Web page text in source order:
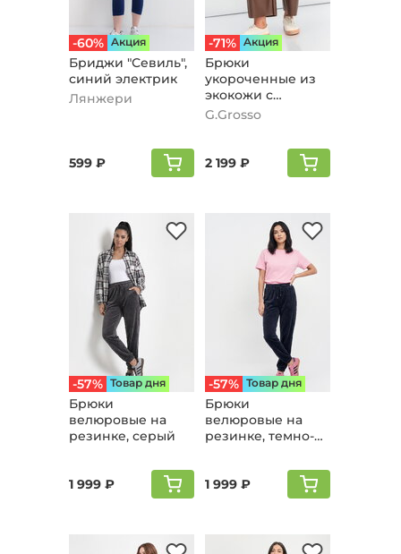
-60% Aкция
Бриджи "Севиль",
синий электрик
Лянжери
599 ₽
-71% Aкция
Брюки
укороченные из
экокожи с
вышивкой,
G.Grosso
2 199 ₽
-57% Товар дня
Брюки
велюpовые на
резинке, серый
1 999 ₽
-57% Товар дня
Брюки
велюpовые на
резинке, темно-
1 999 ₽